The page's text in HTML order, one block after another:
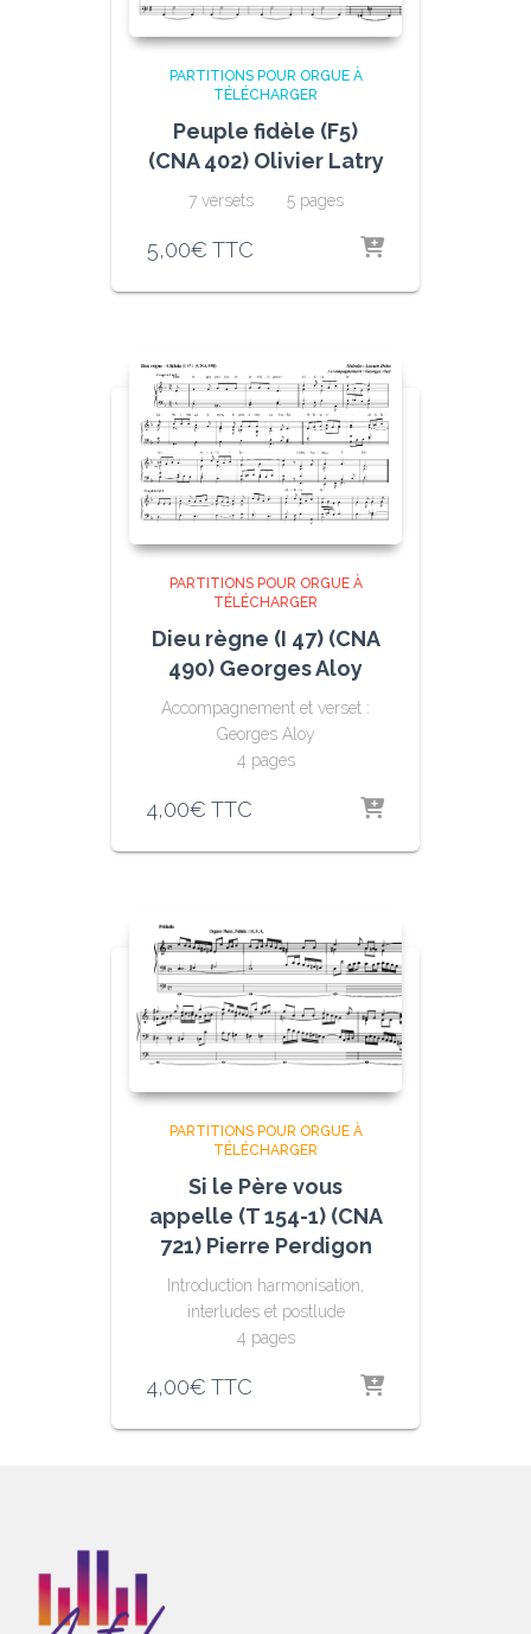
PARTITIONS POUR ORGUE À
TÉLÉCHARGER
Peuple fidèle (F5)
(CNA 402) Olivier Latry
7 versets 5 pages
5,00€ TTC
PARTITIONS POUR ORGUE À
TÉLÉCHARGER
Dieu règne (I 47) (CNA
490) Georges Aloy
Accompagnement et verset :
Georges Aloy
4 pages
4,00€ TTC
PARTITIONS POUR ORGUE À
TÉLÉCHARGER
Si le Père vous
appelle (T 154-1) (CNA
721) Pierre Perdigon
Introduction harmonisation,
interludes et postlude
4 pages
4,00€ TTC